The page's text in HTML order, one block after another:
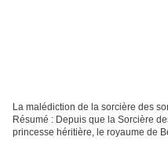
La malédiction de la sorcière des
Résumé : Depuis que la Sorcière
princesse héritière, le royaume de